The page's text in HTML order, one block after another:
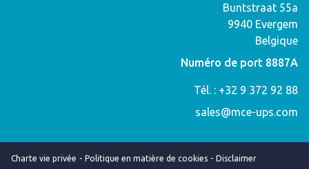
Buntstraat 55a
9940 Evergem
Belgique
Numéro de port 8887A
Tél. : +32 9 372 92 88
sales@mce-ups.com
Charte vie privée Politique en matière de cookies Disclaimer